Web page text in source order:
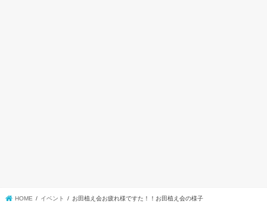
HOME イベント お田植え会お疲れ様ですた！！お田植え会の様子